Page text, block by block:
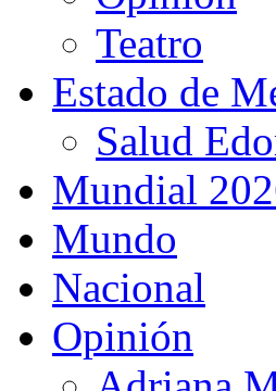
Teatro
Estado de
Salud
Mundial
Mundo
Nacional
Opinión